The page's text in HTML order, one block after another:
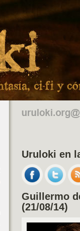
Uruloki en
Guillermo
(21/08/14)